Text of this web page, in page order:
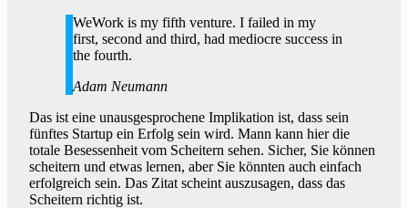
WeWork is my fifth venture. I failed in my
first, second and third, had mediocre success in
the fourth.
Adam Neumann
Das ist eine unausgesprochene Implikation ist, dass sein
fünftes Startup ein Erfolg sein wird. Mann kann hier die
totale Besessenheit vom Scheitern sehen. Sicher, Sie können
scheitern und etwas lernen, aber Sie könnten auch einfach
erfolgreich sein. Das Zitat scheint auszusagen, dass das
Scheitern richtig ist.